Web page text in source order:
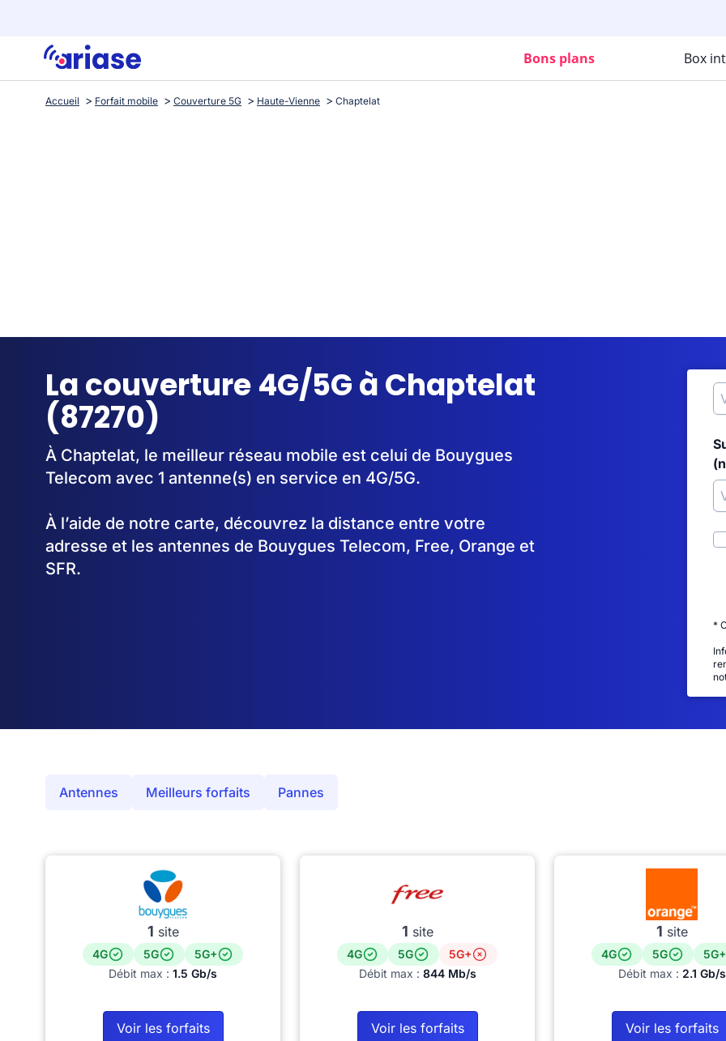
Bons plans Box
Accueil Forfait mobile Couverture 5G Haute-Vienne Chaptelat
La couverture 4G/5G à Chaptelat
(87270)
À Chaptelat, le meilleur réseau mobile est celui de Bouygues
Telecom avec 1 antenne(s) en service en 4G/5G.
À l’aide de notre carte, découvrez la distance entre votre
adresse et les antennes de Bouygues Telecom, Free, Orange et
SFR.
*
Antennes Meilleurs forfaits Pannes
1 site
4G 5G
5G+
Débit max : 1.5 Gb/s
Voir les forfaits
1 site
4G 5G
5G+
Débit max : 844 Mb/s
Voir les forfaits
1 site
4G 5G
5G+
Débit max : 2.1 Gb/s
Voir les forfaits